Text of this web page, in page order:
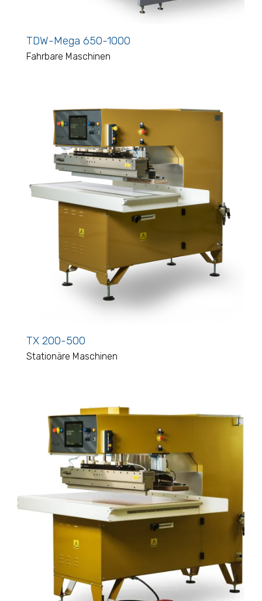
TDW-Mega 650-1000
Fahrbare Maschinen
TX 200-500
Stationäre Maschinen